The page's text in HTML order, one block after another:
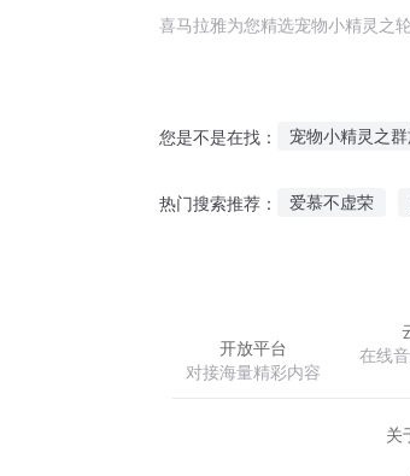
喜马拉雅为您精选宠物小精灵之
您是不是在找： 宠物小精灵之
热门搜索推荐： 爱慕不虚荣
开放平台
对接海量精彩内容
在线
关